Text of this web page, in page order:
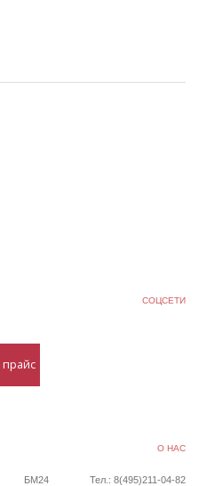
СОЦСЕТИ
прайс
О НАС
БМ24 Тел.: 8(495)211-04-82